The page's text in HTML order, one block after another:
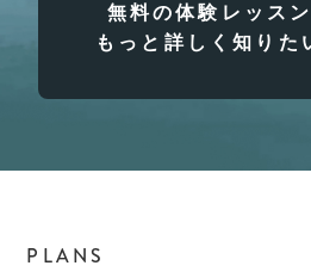
無料の体験レッス
もっと詳しく知りた
PLANS